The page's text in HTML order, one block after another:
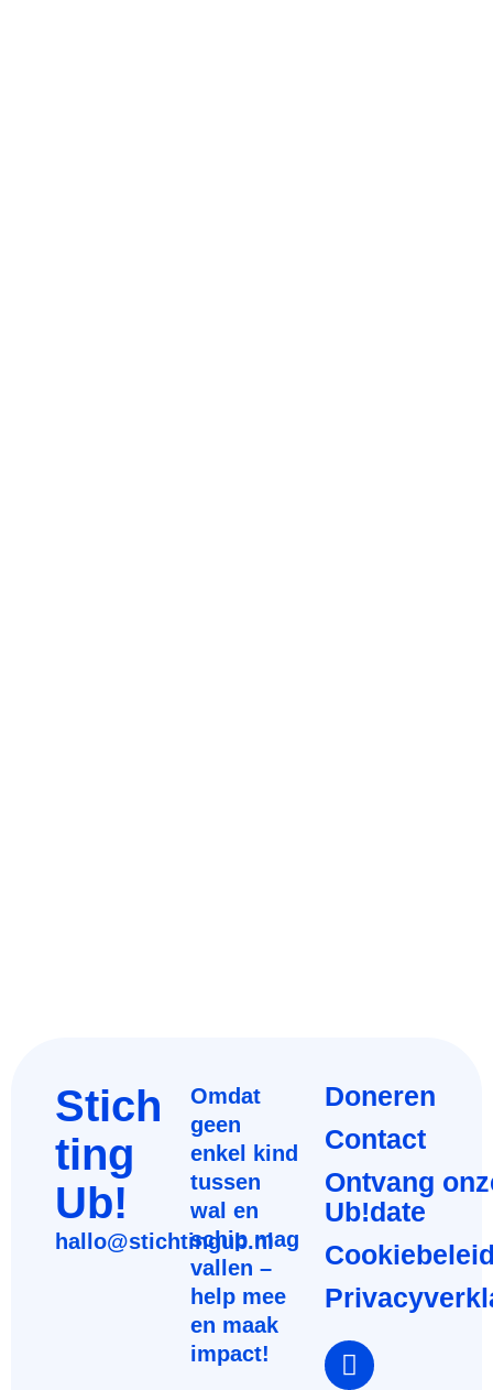
Stich
ting
Ub!
hallo@stichtingub.nl
Omdat
geen
enkel kind
tussen
wal en
schip mag
vallen –
help mee
en maak
impact!
Doneren
Contact
Ontvang
Ub!date